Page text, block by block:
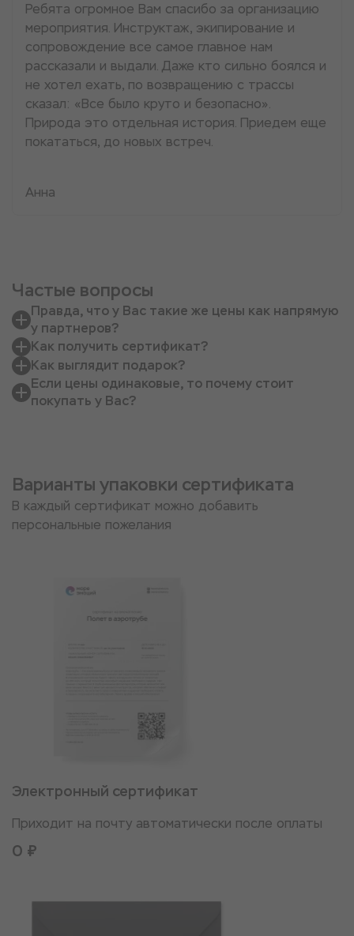
Ребята огромное Вам спасибо за организацию
мероприятия. Инструктаж, экипирование и
сопровождение все самое главное нам
рассказали и выдали. Даже кто сильно боялся и
не хотел ехать, по возвращению с трассы
сказал: «Все было круто и безопасно».
Природа это отдельная история. Приедем еще
покататься, до новых встреч.
Анна
Частые вопросы
Правда, что у Вас такие же цены как напрямую
у партнеров?
Как получить сертификат?
Как выглядит подарок?
Если цены одинаковые, то почему стоит
покупать у Вас?
Варианты упаковки сертификата
В каждый сертификат можно добавить
персональные пожелания
Электронный сертификат
Приходит на почту автоматически после оплаты
0 ₽